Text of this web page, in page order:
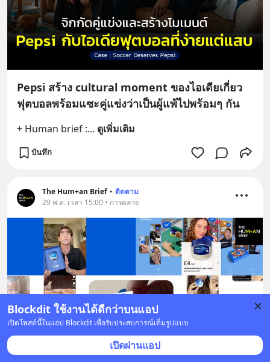
Blockdit ใช้งานได้ดีกว่าบนแอป
เปิดโพสต์นี้ในแอป Blockdit เพื่อรับประสบการณ์เต็มรูปแบบ
เปิดผ่านแอป
Pepsi สร้าง cultural moment ของไอเดียเกี่ยว
ฟุตบอลพร้อมแซะคู่แข่งว่าเป็นผู้แพ้ไปพร้อมๆ กัน
+ Human brief :... ดูเพิ่มเติม
บันทึก
The Hum+an Brief • ติดตาม
29 พ.ค. เวลา 15:00 • การตลาด